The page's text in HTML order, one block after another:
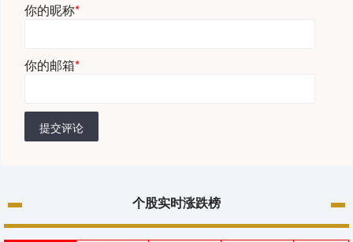
你的昵称*
你的邮箱*
提交评论
个股实时涨跌榜